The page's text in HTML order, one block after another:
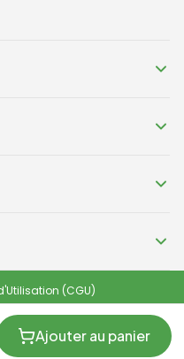
Ajouter au panier
(CGU)
de CookiesMentions légales
et RGPD
France 2025